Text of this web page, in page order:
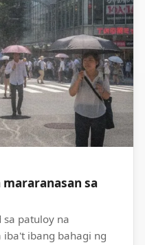
sa
patuloy na
ibang bahagi ng